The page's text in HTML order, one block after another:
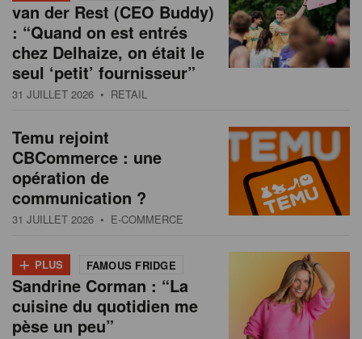
van der Rest (CEO Buddy)
: “Quand on est entrés
chez Delhaize, on était le
seul ‘petit’ fournisseur”
31 JUILLET 2026 • RETAIL
Temu rejoint
CBCommerce : une
opération de
communication ?
31 JUILLET 2026 • E-COMMERCE
+ PLUS FAMOUS FRIDGE
Sandrine Corman : “La
cuisine du quotidien me
pèse un peu”